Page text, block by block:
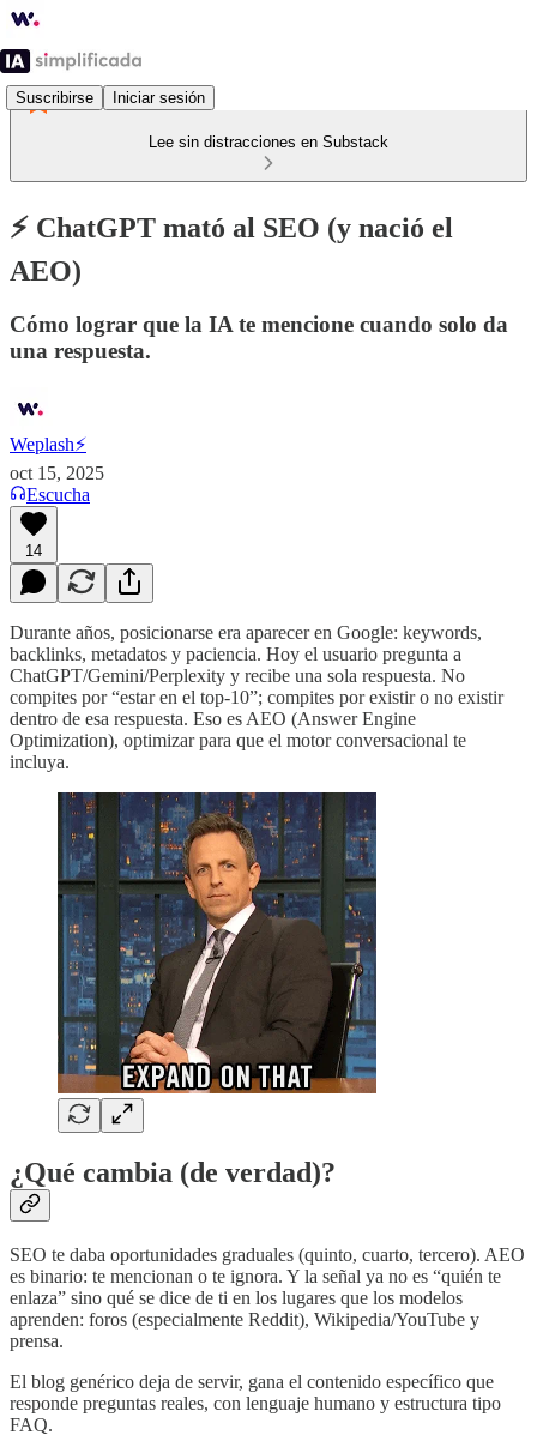
Suscribirse Iniciar sesión
Lee sin distracciones en Substack
⚡️ ChatGPT mató al SEO (y nació el
AEO)
Cómo lograr que la IA te mencione cuando solo da
una respuesta.
Weplash⚡️
oct 15, 2025
Escucha
14
Durante años, posicionarse era aparecer en Google: keywords,
backlinks, metadatos y paciencia. Hoy el usuario pregunta a
ChatGPT/Gemini/Perplexity y recibe una sola respuesta. No
compites por “estar en el top-10”; compites por existir o no existir
dentro de esa respuesta. Eso es AEO (Answer Engine
Optimization), optimizar para que el motor conversacional te
incluya.
¿Qué cambia (de verdad)?
SEO te daba oportunidades graduales (quinto, cuarto, tercero). AEO
es binario: te mencionan o te ignora. Y la señal ya no es “quién te
enlaza” sino qué se dice de ti en los lugares que los modelos
aprenden: foros (especialmente Reddit), Wikipedia/YouTube y
prensa.
El blog genérico deja de servir, gana el contenido específico que
responde preguntas reales, con lenguaje humano y estructura tipo
FAQ.